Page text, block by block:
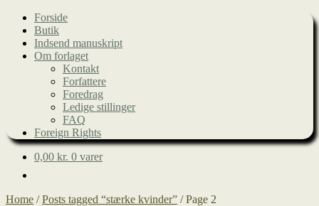
Forside
Butik
Indsend manuskript
Om forlaget
Kontakt
Forfattere
Foredrag
Ledige stillinger
FAQ
Foreign Rights
0,00 kr. 0 varer
Home /Posts tagged “stærke kvinder” /Page 2